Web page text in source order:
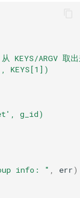
KEYS/ARGV 取
KEYS[1])
g_id)
info: " err)